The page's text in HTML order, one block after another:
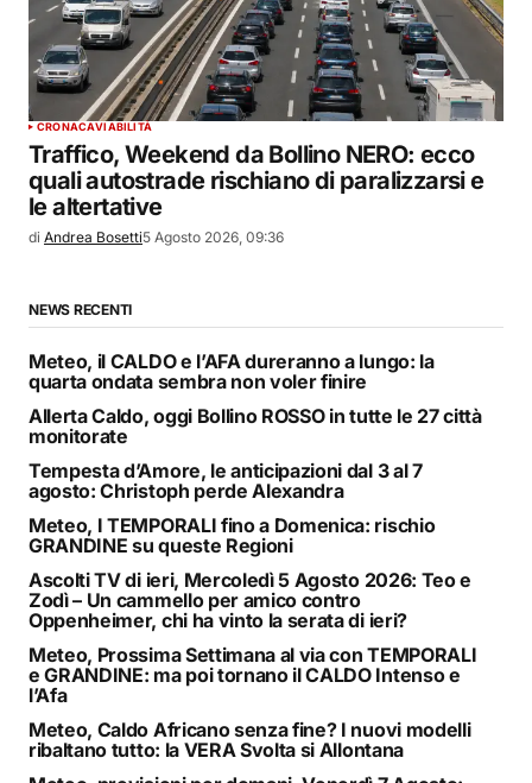
CRONACAVIABILITÀ
Traffico, Weekend da Bollino NERO: ecco
quali autostrade rischiano di paralizzarsi e
le altertative
di Andrea Bosetti5 Agosto 2026, 09:36
NEWS RECENTI
Meteo, il CALDO e l’AFA dureranno a lungo: la
quarta ondata sembra non voler finire
Allerta Caldo, oggi Bollino ROSSO in tutte le 27 città
monitorate
Tempesta d’Amore, le anticipazioni dal 3 al 7
agosto: Christoph perde Alexandra
Meteo, I TEMPORALI fino a Domenica: rischio
GRANDINE su queste Regioni
Ascolti TV di ieri, Mercoledì 5 Agosto 2026: Teo e
Zodì – Un cammello per amico contro
Oppenheimer, chi ha vinto la serata di ieri?
Meteo, Prossima Settimana al via con TEMPORALI
e GRANDINE: ma poi tornano il CALDO Intenso e
l’Afa
Meteo, Caldo Africano senza fine? I nuovi modelli
ribaltano tutto: la VERA Svolta si Allontana